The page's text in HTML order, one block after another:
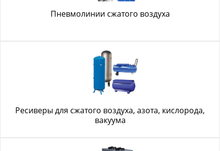
Пневмолинии сжатого воздуха
Ресиверы для сжатого воздуха, азота, кислорода,
вакуума